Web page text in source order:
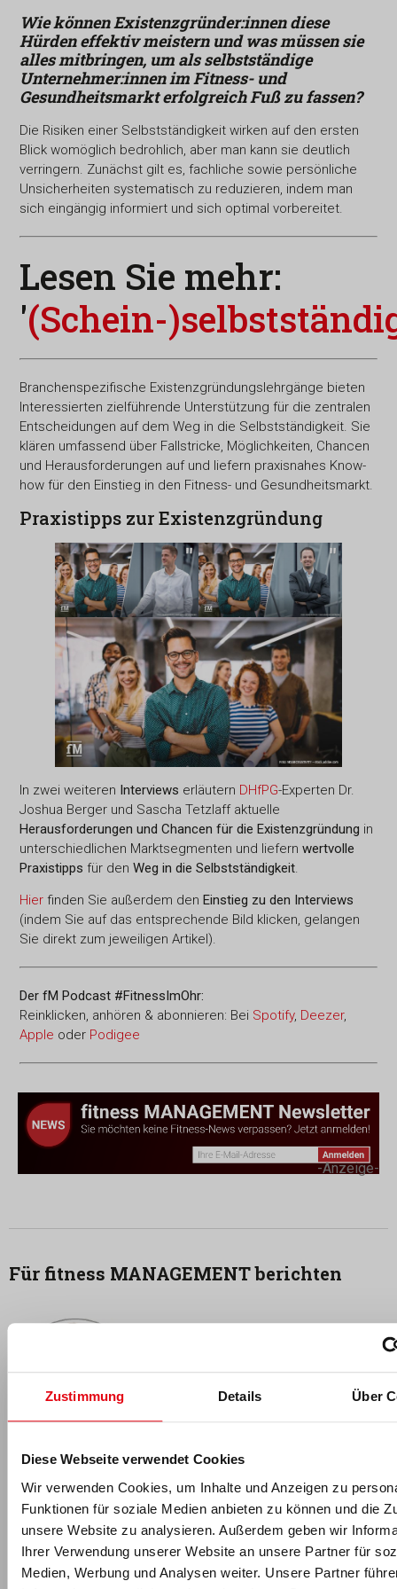
Zustimmung Details Über
Diese Webseite verwendet Cookies
Wir verwenden Cookies, um Inhalte und Anzeigen zu
Funktionen für soziale Medien anbieten zu können und die
unsere Website zu analysieren. Außerdem geben wir
Ihrer Verwendung unserer Website an unsere Partner für
Medien, Werbung und Analysen weiter. Unsere Partner
Wie können Existenzgründer:innen diese
Hürden effektiv meistern und was müssen sie
alles mitbringen, um als selbstständige
Unternehmer:innen im Fitness- und
Gesundheitsmarkt erfolgreich Fuß zu fassen?
Die Risiken einer Selbstständigkeit wirken auf den ersten
Blick womöglich bedrohlich, aber man kann sie deutlich
verringern. Zunächst gilt es, fachliche sowie persönliche
Unsicherheiten systematisch zu reduzieren, indem man
sich eingängig informiert und sich optimal vorbereitet.
Lesen Sie mehr:
'(Schein-
Branchenspezifische Existenzgründungslehrgänge bieten
Interessierten zielführende Unterstützung für die zentralen
Entscheidungen auf dem Weg in die Selbstständigkeit. Sie
klären umfassend über Fallstricke, Möglichkeiten, Chancen
und Herausforderungen auf und liefern praxisnahes Know-
how für den Einstieg in den Fitness- und Gesundheitsmarkt.
Praxistipps zur Existenzgründung
In zwei weiteren Interviews erläutern DHfPG-Experten Dr.
Joshua Berger und Sascha Tetzlaff aktuelle
Herausforderungen und Chancen für die Existenzgründung in
unterschiedlichen Marktsegmenten und liefernwertvolle
Praxistipps für denWeg in die Selbstständigkeit.
Hier finden Sie außerdem denEinstieg zu den Interviews
(indem Sie auf das entsprechende Bild klicken, gelangen
Sie direkt zum jeweiligen Artikel).
Der fM Podcast #FitnessImOhr:
Reinklicken, anhören & abonnieren: Bei Spotify, Deezer,
Apple oder Podigee
-Anzeige-
Für fitness MANAGEMENT berichten
Florian Schmidt
Florian Schmidtist seit 2017 Teil des fM Online- & Print-
Redaktionsteams und leitet die Wissenschaftsredaktion: Nach
seinem Hotelmanagement-Studium an derHotelfachschule
Zürichund mehreren Jahren Führungserfahrung in der
internationalen Sport- und Wellnesshotellerie absolvierte der
Dipl. Hotelier (HF) an der
Universität des Saarlandes